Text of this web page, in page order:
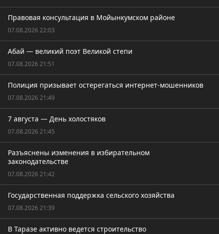
Правовая консультация в Мойынкумском районе
07.08.2026 22:03
Абай — великий поэт Великой степи
07.08.2026 21:51
Полиция призывает остерегаться интернет-мошенников
07.08.2026 21:49
7 августа — День холостяков
07.08.2026 21:45
Разъяснены изменения в избирательном
законодательстве
07.08.2026 21:42
Государственная поддержка сельского хозяйства
07.08.2026 21:39
В Таразе активно ведется строительство